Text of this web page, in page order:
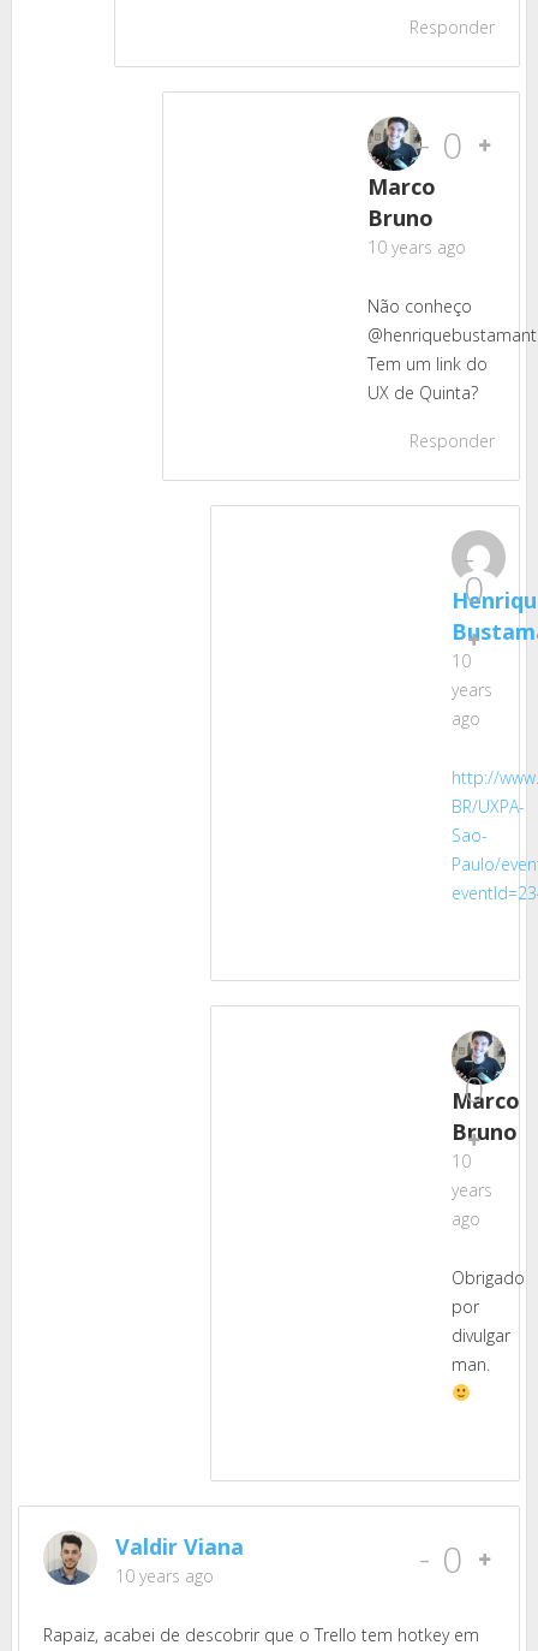
Responder
Marco
Bruno
10 years ago
- 0
Não conheço
Tem um link do
UX de Quinta?
Responder
10
years
ago
-
0
http://
BR/UXPA-
Sao-
Paulo/
Marco
Bruno
10
years
ago
-
0
Obrigado
por
divulgar
man.
Valdir Viana
10 years ago - 0
Rapaiz, acabei de descobrir que o Trello tem hotkey em